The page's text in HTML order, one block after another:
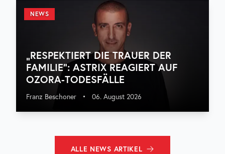
NEWS
„RESPEKTIERT DIE TRAUER DER
FAMILIE“: ASTRIX REAGIERT AUF
OZORA-TODESFÄLLE
Franz Beschoner • 06. August 2026
ALLE NEWS ARTIKEL